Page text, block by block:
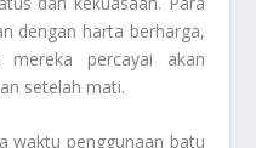
dengan harta berharga,
percayai akan
setelah mati.
waktu penggunaan batu